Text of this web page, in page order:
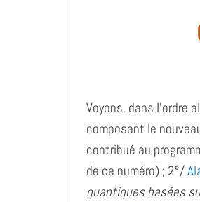
Voyons, dans
composant le
contribué au
de ce numéro) ; 2°/
quantiques basées